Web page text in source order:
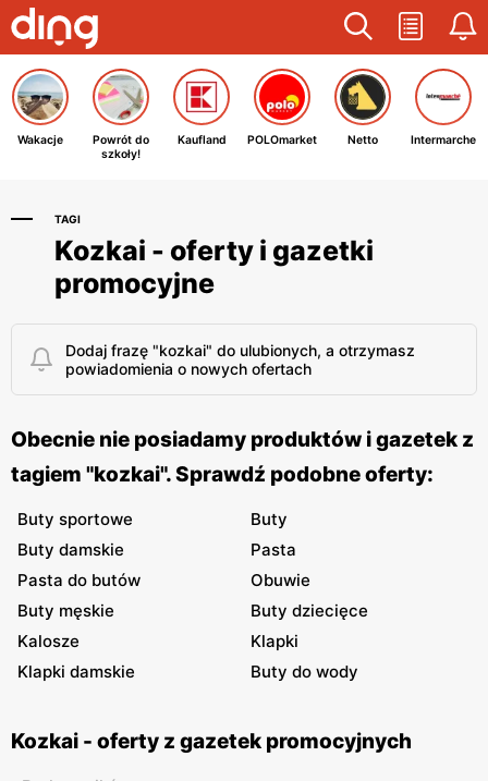
Wakacje
Powrót do
szkoły!
Kaufland POLOmarket Netto Intermarche
TAGI
Kozkai - oferty i gazetki
promocyjne
Dodaj frazę "kozkai" do ulubionych, a otrzymasz
powiadomienia o nowych ofertach
Obecnie nie posiadamy produktów i gazetek z
tagiem "kozkai". Sprawdź podobne oferty:
Buty sportowe
Buty
Buty damskie
Pasta
Pasta do butów
Obuwie
Buty męskie
Buty dziecięce
Kalosze
Klapki
Klapki damskie
Buty do wody
Kozkai - oferty z gazetek promocyjnych